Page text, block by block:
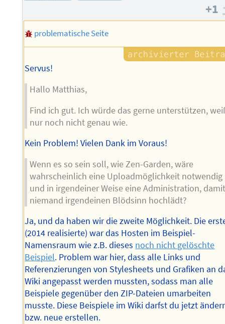
+1
problematische Seite
Servus!
Hallo Matthias,
Find ich gut. Ich würde das gerne unterstützen,
nur noch nicht genau wie.
Kein Problem! Vielen Dank im Voraus!
Wenn es so sein soll, wie Zen-Garden, wäre
wahrscheinlich eine Uploadmöglichkeit notwendig
und in irgendeiner Weise eine Administration,
niemand irgendeinen Blödsinn hochlädt?
Ja, und da haben wir die zweite Möglichkeit. Die
(2014 realisierte) war das Hosten im Beispiel-
Namensraum wie z.B. dieses noch nicht gelöschte
Beispiel. Problem war hier, dass alle Links und
Referenzierungen von Stylesheets und Grafiken an
Wiki angepasst werden mussten, sodass man alle
Beispiele gegenüber den ZIP-Dateien umarbeiten
musste. Diese Beispiele im Wiki darfst du jetzt
bzw. neue erstellen.